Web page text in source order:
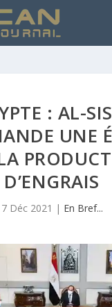
: AL-
UNE
D’ENGRAIS
7 Déc 2021 | En Bref...